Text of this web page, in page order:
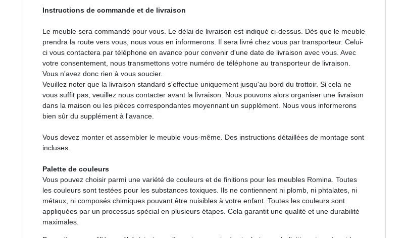
Instructions de commande et de livraison
Le meuble sera commandé pour vous. Le délai de livraison est indiqué ci-dessus. Dès que le meuble
prendra la route vers vous, nous vous en informerons. Il sera livré chez vous par transporteur. Celui-
ci vous contactera par téléphone en avance pour convenir d'une date de livraison avec vous. Avec
votre consentement, nous transmettons votre numéro de téléphone au transporteur de livraison.
Vous n'avez donc rien à vous soucier.
Veuillez noter que la livraison standard s'effectue uniquement jusqu'au bord du trottoir. Si cela ne
vous suffit pas, veuillez nous contacter avant la livraison. Nous pouvons alors organiser une livraison
dans la maison ou les pièces correspondantes moyennant un supplément. Nous vous informerons
bien sûr du supplément à l'avance.
Vous devez monter et assembler le meuble vous-même. Des instructions détaillées de montage sont
incluses.
Palette de couleurs
Vous pouvez choisir parmi une variété de couleurs et de finitions pour les meubles Romina. Toutes
les couleurs sont testées pour les substances toxiques. Ils ne contiennent ni plomb, ni phtalates, ni
métaux, ni composés chimiques pouvant être nuisibles à votre enfant. Toutes les couleurs sont
appliquées par un processus spécial en plusieurs étapes. Cela garantit une qualité et une durabilité
maximales.